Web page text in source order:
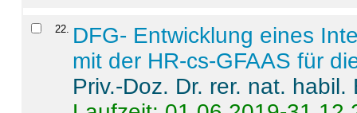
22
DFG- Entwicklung eines
mit der HR-cs-GFAAS für
Priv.-Doz. Dr. rer. nat.